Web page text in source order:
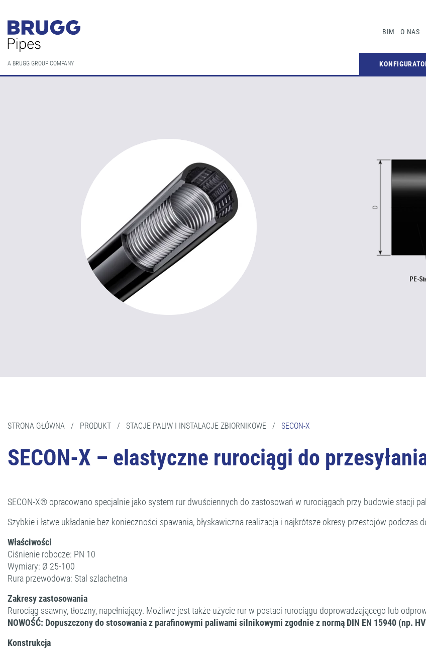
BIM O NAS
A BRUGG GROUP COMPANY
STRONA GŁÓWNA / PRODUKT / STACJE PALIW I INSTALACJE ZBIORNIKOWE / SECON-X
SECON-X – elastyczne rurociągi do
SECON-X® opracowano specjalnie jako system rur dwuściennych do zastosowań w rurociągach przy budowie stacji
Szybkie i łatwe układanie bez konieczności spawania, błyskawiczna realizacja i najkrótsze okresy przestojów
Właściwości
Ciśnienie robocze: PN 10
Wymiary: Ø 25-100
Rura przewodowa: Stal szlachetna
Zakresy zastosowania
Rurociąg ssawny, tłoczny, napełniający. Możliwe jest także użycie rur w postaci rurociągu doprowadzającego lub
NOWOŚĆ: Dopuszczony do stosowania z parafinowymi paliwami silnikowymi zgodnie z normą DIN EN 15940 (np.
Konstrukcja